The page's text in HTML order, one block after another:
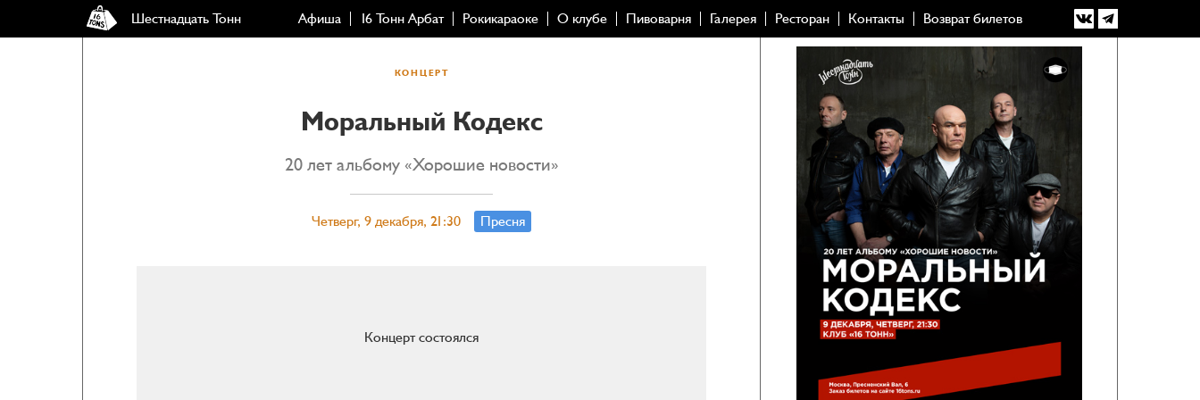
Шестнадцать Тонн Афиша 16 Тонн Арбат Рокикараоке О клубе Пивоварня Галерея Ресторан Контакты Возврат билетов
КОНЦЕРТ
Моральный Кодекс
20 лет альбому «Хорошие новости»
Четверг, 9 декабря, 21:30 Пресня
Концерт состоялся